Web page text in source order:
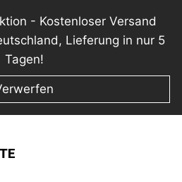
- Kostenloser Versand
Lieferung in nur 5
Tagen!